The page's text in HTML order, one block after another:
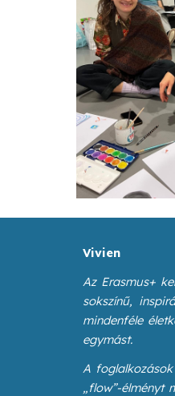
Vivien
Az Erasmus+
sokszínű,
mindenféle
egymást.
A
„flow”-élményt